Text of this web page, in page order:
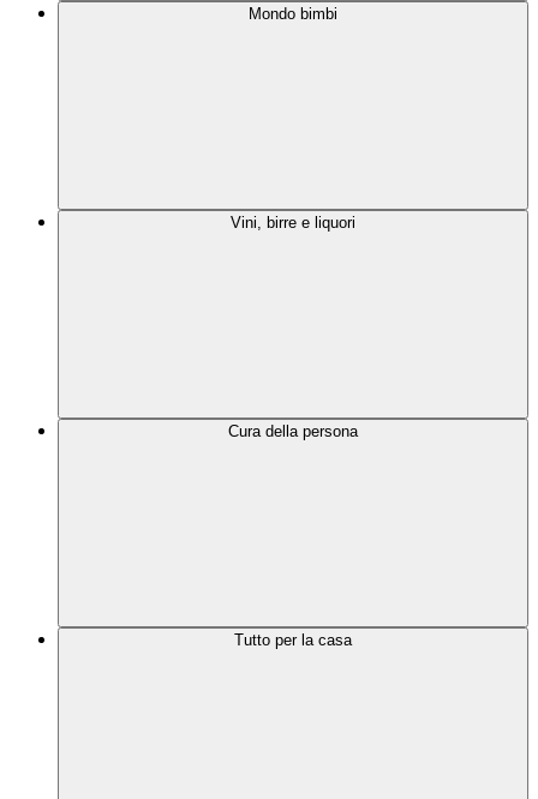
Mondo bimbi
Vini, birre e liquori
Cura della persona
Tutto per la casa